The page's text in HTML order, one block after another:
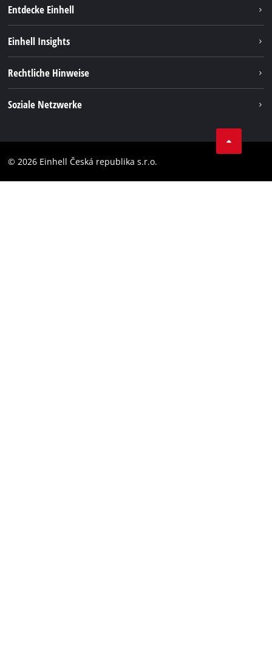
Entdecke Einhell
Akkusystem
Einhell Insights
Rechtliche Hinweise
Barrierefreiheits-Erklärung
Soziale Netzwerke
Instagram
© 2026 Einhell Česká republika s.r.o.